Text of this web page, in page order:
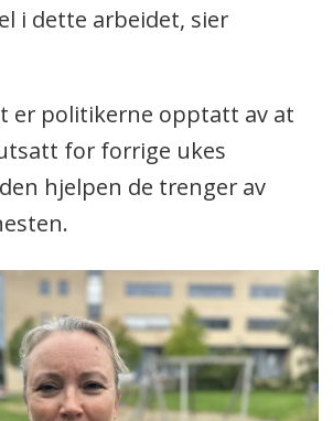
i dette arbeidet, sier
er politikerne opptatt av at
for forrige ukes
hjelpen de trenger av